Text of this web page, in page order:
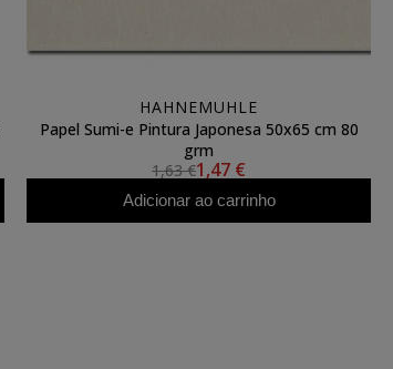
HAHNEMUHLE
Papel Sumi-e Pintura Japonesa 50x65 cm 80
grm
1,63 €1,47 €
Adicionar ao carrinho